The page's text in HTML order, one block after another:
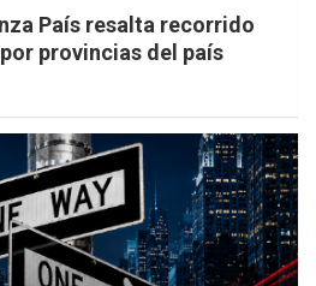
País resalta recorrido
provincias del país